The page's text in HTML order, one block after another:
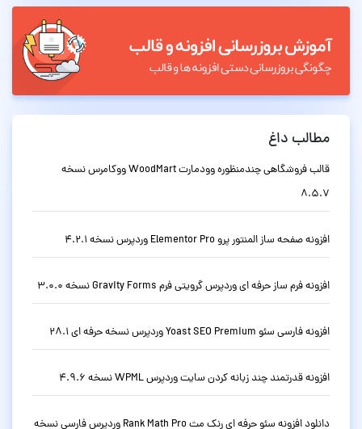
مطالب داغ
قالب فروشگاهی چندمنظوره وودمارت WoodMart ووکامرس نسخه
8.5.7
افزونه صفحه ساز المنتور پرو Elementor Pro وردپرس نسخه 4.2.1
افزونه فرم ساز حرفه ای وردپرس گرویتی فرم Gravity Forms نسخه 3.0.0
افزونه فارسی سئو Yoast SEO Premium وردپرس نسخه حرفه ای 28.1
افزونه قدرتمند چند زبانه کردن سایت وردپرس WPML نسخه 4.9.6
دانلود افزونه سئو حرفه ای رنک مث Rank Math Pro وردپرس فارسی نسخه